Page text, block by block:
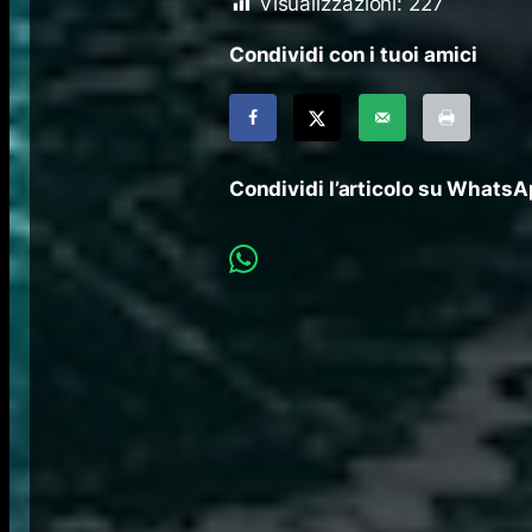
Condividi con i tuoi amici
Condividi l’articolo su